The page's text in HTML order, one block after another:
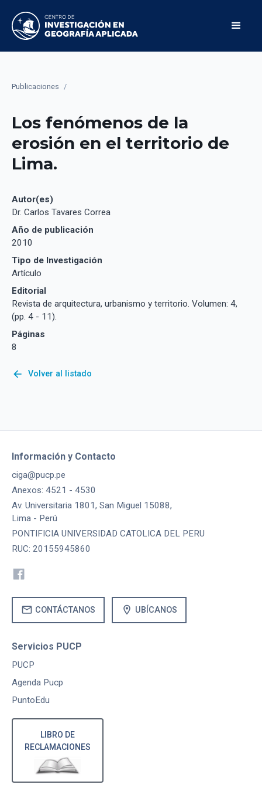
Publicaciones /
Los fenómenos de la
erosión en el territorio de
Lima.
Autor(es)
Dr. Carlos Tavares Correa
Año de publicación
2010
Tipo de Investigación
Artículo
Editorial
Revista de arquitectura, urbanismo y territorio. Volumen: 4,
(pp. 4 - 11).
Páginas
8
arrow_back Volver al listado
Información y Contacto
ciga@pucp.pe
Anexos: 4521 - 4530
Av. Universitaria 1801, San Miguel 15088,
Lima - Perú
PONTIFICIA UNIVERSIDAD CATOLICA DEL PERU
RUC: 20155945860
mail CONTÁCTANOS location_on UBÍCANOS
Servicios PUCP
PUCP
Agenda Pucp
PuntoEdu
LIBRO DE
RECLAMACIONES